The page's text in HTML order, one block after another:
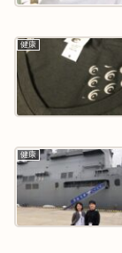
健康
健康